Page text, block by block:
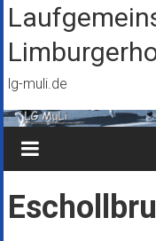
Zum
Inhalt
springen
lg-muli.de